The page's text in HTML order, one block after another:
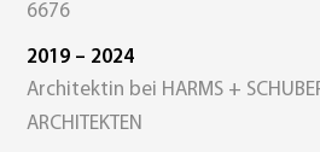
6676
2019 – 2024
Architektin bei HARMS +
ARCHITEKTEN